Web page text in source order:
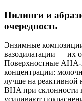
Пилинги и
очередность
Энзимные
вазодилатации — их
Поверхностные
концентрации:
лучше на реактивной
BHA при склонности